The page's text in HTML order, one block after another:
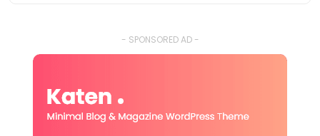
- SPONSORED AD -